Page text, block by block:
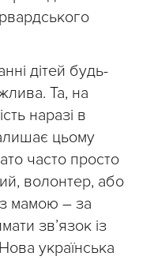
дітей будь-
Та, на
наразі в
цьому
часто просто
волонтер, або
з мамою – за
звʼязок із
українська